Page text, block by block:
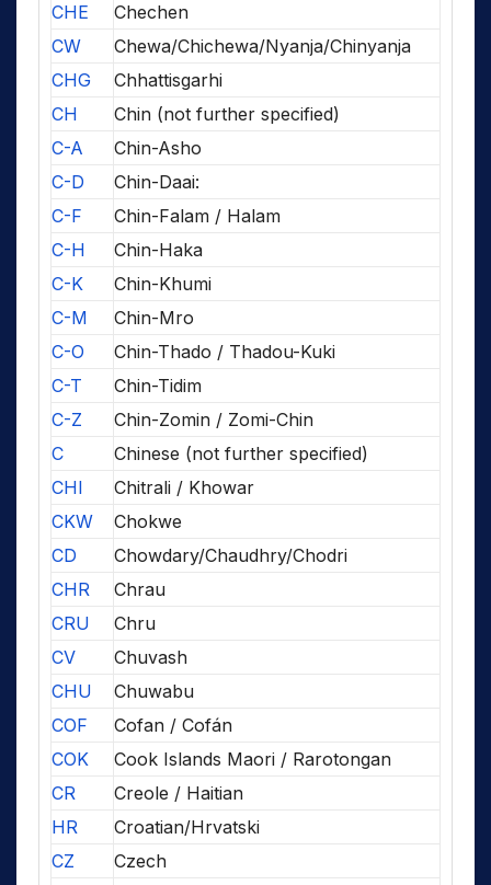
CHE
Chechen
CW
Chewa/Chichewa/Nyanja/Chinyanja
CHG
Chhattisgarhi
CH
Chin (not further specified)
C-A
Chin-Asho
C-D
Chin-Daai:
C-F
Chin-Falam / Halam
C-H
Chin-Haka
C-K
Chin-Khumi
C-M
Chin-Mro
C-O
Chin-Thado / Thadou-Kuki
C-T
Chin-Tidim
C-Z
Chin-Zomin / Zomi-Chin
C
Chinese (not further specified)
CHI
Chitrali / Khowar
CKW
Chokwe
CD
Chowdary/Chaudhry/Chodri
CHR
Chrau
CRU
Chru
CV
Chuvash
CHU
Chuwabu
COF
Cofan / Cofán
COK
Cook Islands Maori / Rarotongan
CR
Creole / Haitian
HR
Croatian/Hrvatski
CZ
Czech